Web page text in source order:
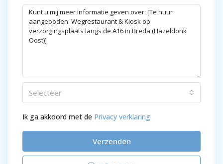
Selecteer
Ik ga akkoord met de Privacy verklaring
Verzenden